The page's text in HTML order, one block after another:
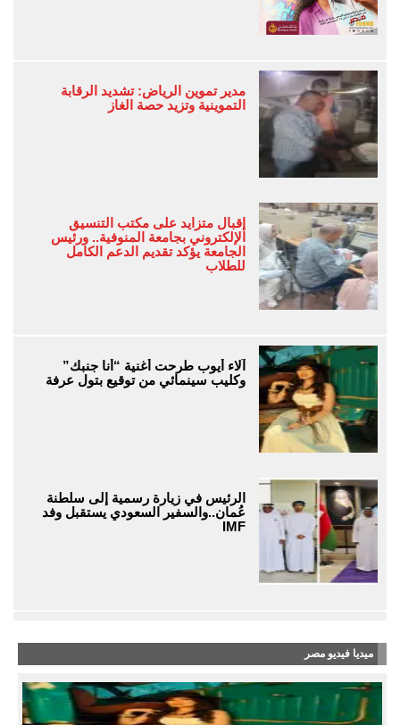
مدير تموين الرياض: تشديد الرقابة
التموينية وتزيد حصة الغاز
إقبال متزايد على مكتب التنسيق
الإلكتروني بجامعة المنوفية.. ورئيس
الجامعة يؤكد تقديم الدعم الكامل
للطلاب
آلاء أيوب طرحت أغنية “أنا جنبك”
وكليب سينمائي من توقيع بتول عرفة
الرئيس في زيارة رسمية إلى سلطنة
عُمان..والسفير السعودي يستقبل وفد
IMF
ميديا فيديو مصر